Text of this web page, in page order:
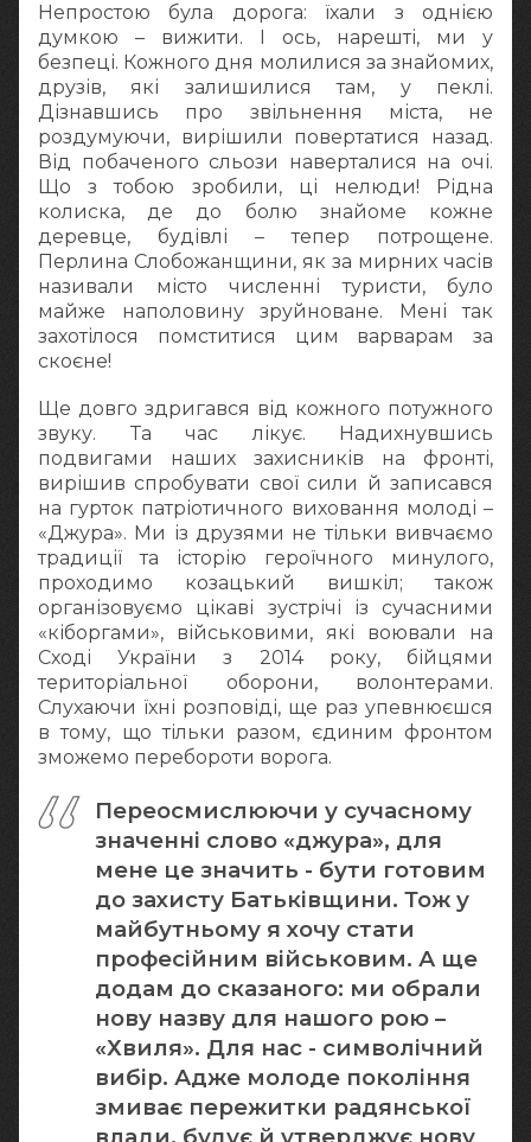
Непростою була дорога: їхали з однією
думкою – вижити. І ось, нарешті, ми у
безпеці. Кожного дня молилися за знайомих,
друзів, які залишилися там, у пеклі.
Дізнавшись про звільнення міста, не
роздумуючи, вирішили повертатися назад.
Від побаченого сльози наверталися на очі.
Що з тобою зробили, ці нелюди! Рідна
колиска, де до болю знайоме кожне
деревце, будівлі – тепер потрощене.
Перлина Слобожанщини, як за мирних часів
називали місто численні туристи, було
майже наполовину зруйноване. Мені так
захотілося помститися цим варварам за
скоєне!
Ще довго здригався від кожного потужного
звуку. Та час лікує. Надихнувшись
подвигами наших захисників на фронті,
вирішив спробувати свої сили й записався
на гурток патріотичного виховання молоді –
«Джура». Ми із друзями не тільки вивчаємо
традиції та історію героїчного минулого,
проходимо козацький вишкіл; також
організовуємо цікаві зустрічі із сучасними
«кіборгами», військовими, які воювали на
Сході України з 2014 року, бійцями
територіальної оборони, волонтерами.
Слухаючи їхні розповіді, ще раз упевнюєшся
в тому, що тільки разом, єдиним фронтом
зможемо перебороти ворога.
Переосмислюючи у сучасному
значенні слово «джура», для
мене це значить - бути готовим
до захисту Батьківщини. Тож у
майбутньому я хочу стати
професійним військовим. А ще
додам до сказаного: ми обрали
нову назву для нашого рою –
«Хвиля». Для нас - символічний
вибір. Адже молоде покоління
змиває пережитки радянської